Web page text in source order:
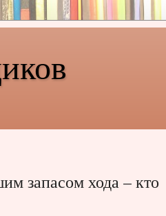
запасом хода – кто